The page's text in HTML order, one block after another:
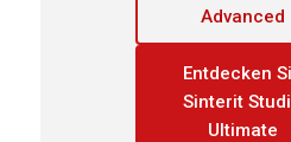
Advanced
Entdecken
Sinterit
Ultimate